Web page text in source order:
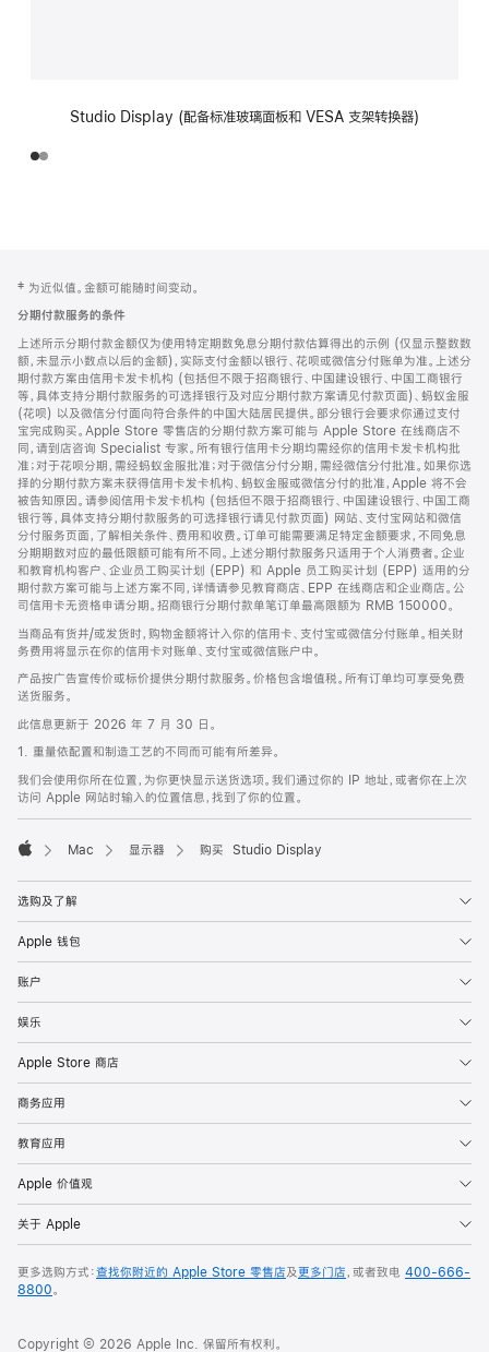
Studio Display (配备标准玻璃面板和 VESA 支架转换器)
页
页
脚
注
‡ 为近似值。金额可能随时间变动。
分期付款服务的条件
上述所示分期付款金额仅为使用特定期数免息分期付款估算得出的示例 (仅显示整数数
额，未显示小数点以后的金额)，实际支付金额以银行、花呗或微信分付账单为准。上述分
期付款方案由信用卡发卡机构 (包括但不限于招商银行、中国建设银行、中国工商银行
等，具体支持分期付款服务的可选择银行及对应分期付款方案请见付款页面)、蚂蚁金服
(花呗) 以及微信分付面向符合条件的中国大陆居民提供。部分银行会要求你通过支付
宝完成购买。Apple Store 零售店的分期付款方案可能与 Apple Store 在线商店不
同，请到店咨询 Specialist 专家。所有银行信用卡分期均需经你的信用卡发卡机构批
准；对于花呗分期，需经蚂蚁金服批准；对于微信分付分期，需经微信分付批准。如果你选
择的分期付款方案未获得信用卡发卡机构、蚂蚁金服或微信分付的批准，Apple 将不会
被告知原因。请参阅信用卡发卡机构 (包括但不限于招商银行、中国建设银行、中国工商
银行等，具体支持分期付款服务的可选择银行请见付款页面) 网站、支付宝网站和微信
分付服务页面，了解相关条件、费用和收费。订单可能需要满足特定金额要求，不同免息
分期期数对应的最低限额可能有所不同。上述分期付款服务只适用于个人消费者。企业
和教育机构客户、企业员工购买计划 (EPP) 和 Apple 员工购买计划 (EPP) 适用的分
期付款方案可能与上述方案不同，详情请参见教育商店、EPP 在线商店和企业商店。公
司信用卡无资格申请分期。招商银行分期付款单笔订单最高限额为 RMB 150000。
当商品有货并/或发货时，购物金额将计入你的信用卡、支付宝或微信分付账单。相关财
务费用将显示在你的信用卡对账单、支付宝或微信账户中。
产品按广告宣传价或标价提供分期付款服务。价格包含增值税。所有订单均可享受免费
送货服务。
此信息更新于 2026 年 7 月 30 日。
1. 重量依配置和制造工艺的不同而可能有所差异。
我们会使用你所在位置，为你更快显示送货选项。我们通过你的 IP 地址，或者你在上次
访问 Apple 网站时输入的位置信息，找到了你的位置。
Mac 显示器 购买 Studio Display
选购及了解
Apple 钱包
账户
娱乐
Apple Store 商店
商务应用
教育应用
Apple 价值观
关于 Apple
更多选购方式：查找你附近的 Apple Store 零售店及更多门店，或者致电 400-666-
8800。
Copyright © 2026 Apple Inc. 保留所有权利。